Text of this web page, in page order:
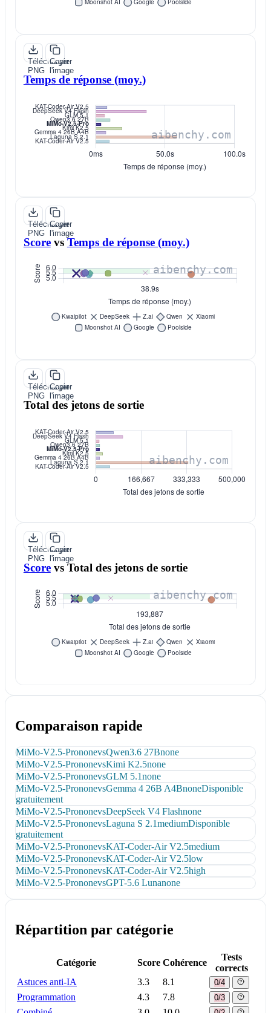
Télécharger
PNG
Copier
l'image
Temps de réponse (moy.)
Télécharger
PNG
Copier
l'image
Score vs Temps de réponse (moy.)
Télécharger
PNG
Copier
l'image
Total des jetons de sortie
Télécharger
PNG
Copier
l'image
Score vsTotal des jetons de sortie
Comparaison rapide
MiMo-V2.5-PrononevsQwen3.6 27Bnone
MiMo-V2.5-PrononevsKimi K2.5none
MiMo-V2.5-PrononevsGLM 5.1none
MiMo-V2.5-PrononevsGemma 4 26B A4BnoneDisponible
gratuitement
MiMo-V2.5-PrononevsDeepSeek V4 Flashnone
MiMo-V2.5-PrononevsLaguna S 2.1mediumDisponible
gratuitement
MiMo-V2.5-PrononevsKAT-Coder-Air V2.5medium
MiMo-V2.5-PrononevsKAT-Coder-Air V2.5low
MiMo-V2.5-PrononevsKAT-Coder-Air V2.5high
MiMo-V2.5-PrononevsGPT-5.6 Lunanone
Répartition par catégorie
Catégorie Score Cohérence
Tests
corrects
Astuces anti-IA
3.3 8.1 0/4
Programmation 4.3 7.8 0/3